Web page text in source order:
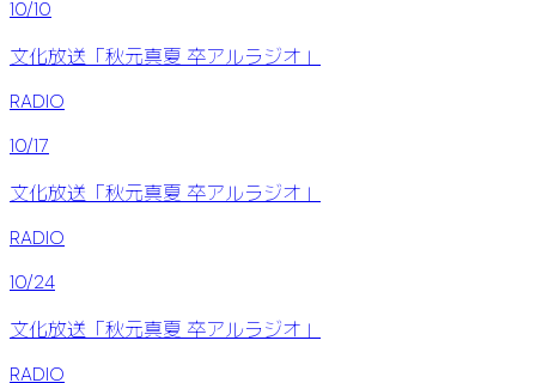
10/10
文化放送「秋元真夏 卒アルラジオ」
RADIO
10/17
文化放送「秋元真夏 卒アルラジオ」
RADIO
10/24
文化放送「秋元真夏 卒アルラジオ」
RADIO